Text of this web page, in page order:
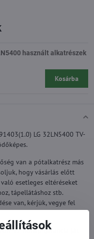
LG 32LN5400 TV-
van a pótalkatrész más
hogy vásárlás előtt
esetleges eltéréseket
tápellátáshoz stb.
van, kérjük, vegye fel
12 hónap garancia jár.
használt alkatrészek
Kosárba